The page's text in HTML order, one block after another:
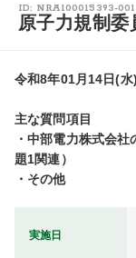
ID: NRA100015393-001
原子力規制
令和8年01月14日(水
主な質問項目
・中部電力株式会
題1関連）
・その他
実施日